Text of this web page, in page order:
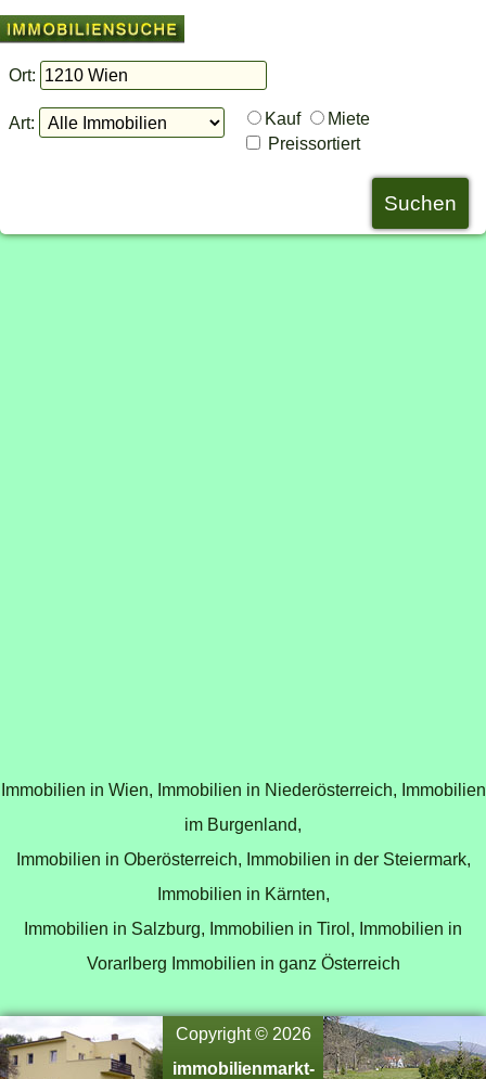
Ort:
Art: Kauf
Miete
Preissortiert
Immobilien in Wien, Immobilien in Niederösterreich, Immobilien
im Burgenland,
Immobilien in Oberösterreich, Immobilien in der Steiermark,
Immobilien in Kärnten,
Immobilien in Salzburg, Immobilien in Tirol, Immobilien in
Vorarlberg Immobilien in ganz Österreich
Copyright © 2026
immobilienmarkt-